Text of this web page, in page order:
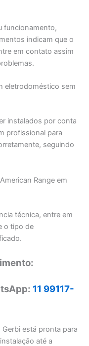
funcionamento,
indicam que o
em contato assim
eletrodoméstico sem
instalados por conta
profissional para
seguindo
Range em
técnica, entre em
o tipo de
11 99117-
está pronta para
até a